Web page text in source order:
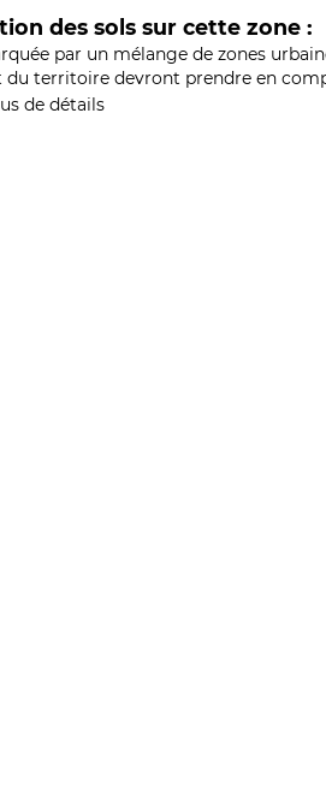
des sols sur cette zone :
par un mélange de zones
territoire devront prendre en
de détails